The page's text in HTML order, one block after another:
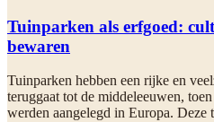
Tuinparken als erfgoed:
bewaren
Tuinparken hebben een rijke en
teruggaat tot de middeleeuwen,
werden aangelegd in Europa. Deze